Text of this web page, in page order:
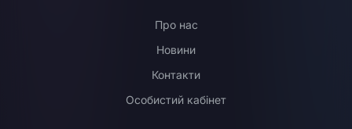
Про нас
Новини
Контакти
Особистий кабінет